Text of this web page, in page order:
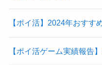
【ポイ活】2024年おすす
【ポイ活ゲーム実績報告